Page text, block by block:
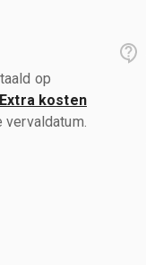
op
Extra kosten